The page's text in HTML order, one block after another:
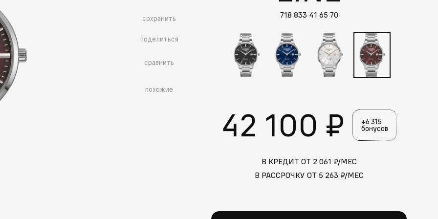
сохранить
поделиться
сравнить
похожие
718 833 41 65 70
42 100 ₽ +6 315
бонусов
В КРЕДИТ ОТ 2 061 ₽/МЕС
В РАССРОЧКУ ОТ 5 263 ₽/МЕС